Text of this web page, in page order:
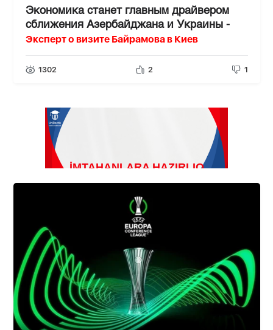
Экономика станет главным драйвером
сближения Азербайджана и Украины -
Эксперт о визите Байрамова в Киев
1302 2 1